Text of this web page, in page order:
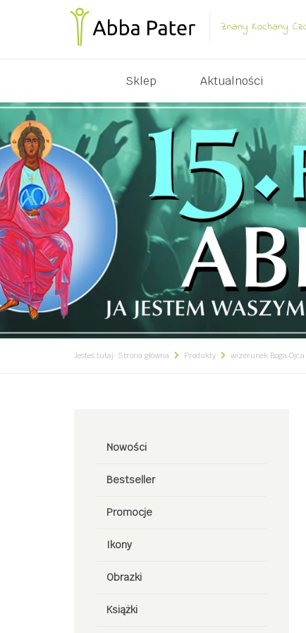
Sklep Aktualności
Jesteś tutaj: Strona główna Produkty wizerunek Boga Ojca
Nowości
Bestseller
Promocje
Ikony
Obrazki
Książki